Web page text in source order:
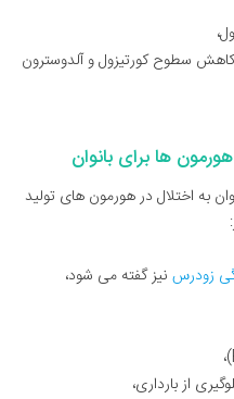
سطوح کورتیزول و آلدوسترون
ها برای بانوان
به اختلال در هورمون های تولید
زودرس نیز گفته می شود،
از بارداری،